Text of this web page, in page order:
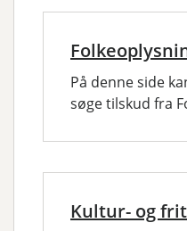
På denne side
søge tilskud fra
Kultur- og